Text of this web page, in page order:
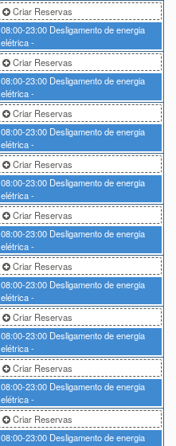
Criar Reservas
08:00-23:00 Desligamento de energia
elétrica -
Criar Reservas
08:00-23:00 Desligamento de energia
elétrica -
Criar Reservas
08:00-23:00 Desligamento de energia
elétrica -
Criar Reservas
08:00-23:00 Desligamento de energia
elétrica -
Criar Reservas
08:00-23:00 Desligamento de energia
elétrica -
Criar Reservas
08:00-23:00 Desligamento de energia
elétrica -
Criar Reservas
08:00-23:00 Desligamento de energia
elétrica -
Criar Reservas
08:00-23:00 Desligamento de energia
elétrica -
Criar Reservas
08:00-23:00 Desligamento de energia